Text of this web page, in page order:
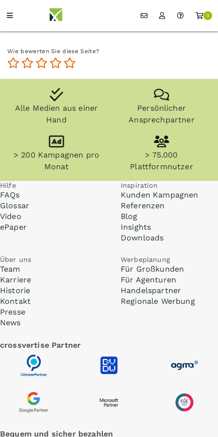
0
Wie bewerten Sie diese Seite?
Alle Medien aus einer
Hand
Persönlicher
Ansprechpartner
> 200 Kampagnen pro
Monat
> 75.000
Plattformnutzer
Hilfe
FAQs
Glossar
Video
ePaper
Inspiration
Kunden Kampagnen
Referenzen
Blog
Insights
Downloads
Über uns
Team
Karriere
Historie
Kontakt
Presse
News
Werbeplanung
Für Großkunden
Für Agenturen
Handelspartner
Regionale Werbung
crossvertise Partner
Bequem und sicher bezahlen